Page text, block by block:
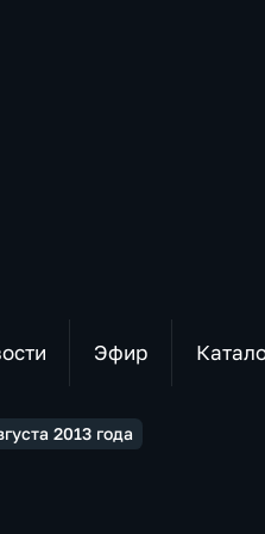
Эфир
2013 года